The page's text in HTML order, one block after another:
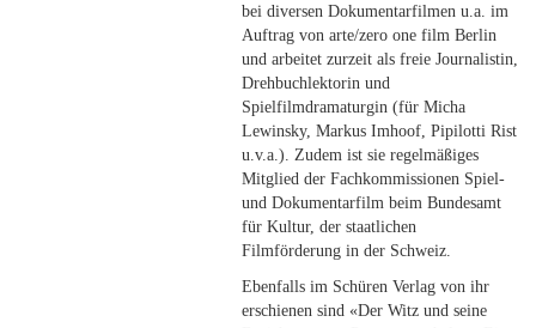
bei diversen Dokumentarfilmen u.a. im
Auftrag von arte/zero one film Berlin
und arbeitet zurzeit als freie Journalistin,
Drehbuchlektorin und
Spielfilmdramaturgin (für Micha
Lewinsky, Markus Imhoof, Pipilotti Rist
u.v.a.). Zudem ist sie regelmäßiges
Mitglied der Fachkommissionen Spiel-
und Dokumentarfilm beim Bundesamt
für Kultur, der staatlichen
Filmförderung in der Schweiz.
Ebenfalls im Schüren Verlag von ihr
erschienen sind «Der Witz und seine